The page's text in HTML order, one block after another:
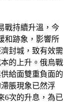
戰持續升溫，今
和跡象，影響所
封城，致有效需
的上升。俄烏戰
給面雙重負面的
脹現象已然浮
6次的升息，為已